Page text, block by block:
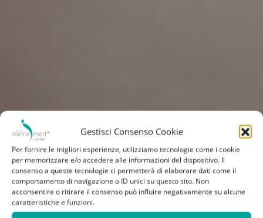
Gestisci Consenso Cookie
Per fornire le migliori esperienze, utilizziamo tecnologie come i cookie
per memorizzare e/o accedere alle informazioni del dispositivo. Il
consenso a queste tecnologie ci permetterà di elaborare dati come il
comportamento di navigazione o ID unici su questo sito. Non
acconsentire o ritirare il consenso può influire negativamente su alcune
caratteristiche e funzioni.